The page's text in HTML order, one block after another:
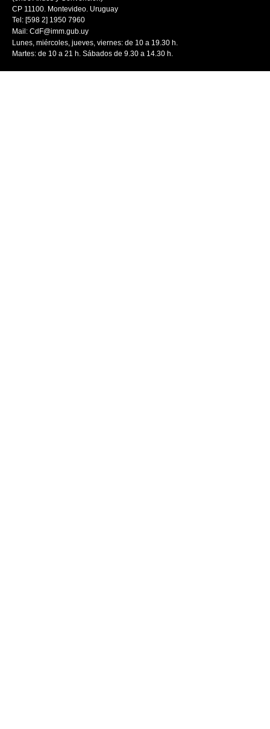
CP 11100. Montevideo. Uruguay
Tel: [598 2] 1950 7960
Mail: CdF@imm.gub.uy
Lunes, miércoles, jueves, viernes: de 10 a 19.30 h.
Martes: de 10 a 21 h. Sábados de 9.30 a 14.30 h.